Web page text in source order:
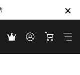
GIFTS
GIFTS